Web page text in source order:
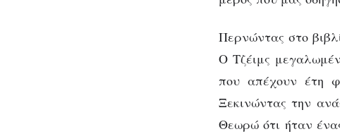
Περνώντας στο
Ο Τζέιμς
που απέχουν έτη
Ξεκινώντας την
Θεωρώ ότι ήταν